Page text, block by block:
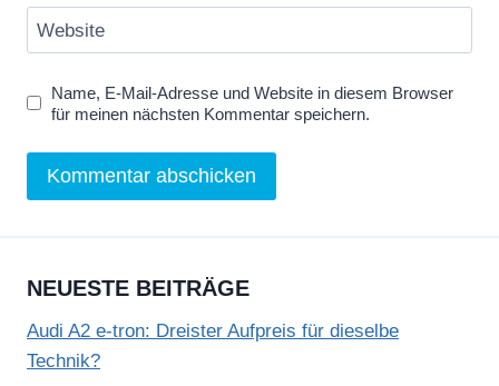
Website
Name, E-Mail-Adresse und Website in diesem Browser
für meinen nächsten Kommentar speichern.
NEUESTE BEITRÄGE
Audi A2 e-tron: Dreister Aufpreis für dieselbe
Technik?